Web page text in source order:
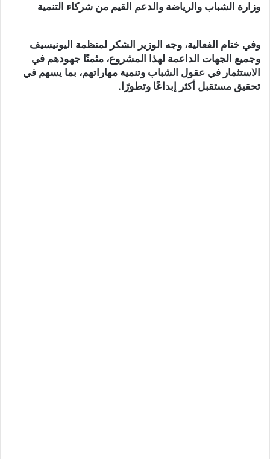
وزارة الشباب والرياضة والدعم القيم من شركاء التنمية
وفي ختام الفعالية، وجه الوزير الشكر لمنظمة اليونيسيف
وجميع الجهات الداعمة لهذا المشروع، مثمنًا جهودهم في
الاستثمار في عقول الشباب وتنمية مهاراتهم، بما يسهم في
تحقيق مستقبل أكثر إبداعًا وتطورًا.